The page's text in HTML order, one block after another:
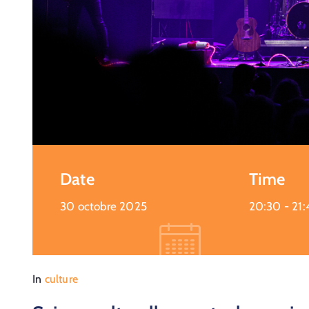
Date
30 octobre 2025
Time
20:30 -
In culture